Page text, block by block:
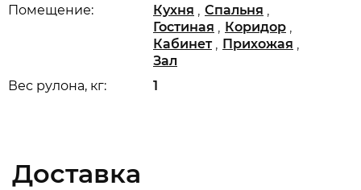
Вес рулона, кг: 1
Помещение: Кухня , Спальня ,
Гостиная , Коридор ,
Кабинет , Прихожая ,
Зал
Доставка